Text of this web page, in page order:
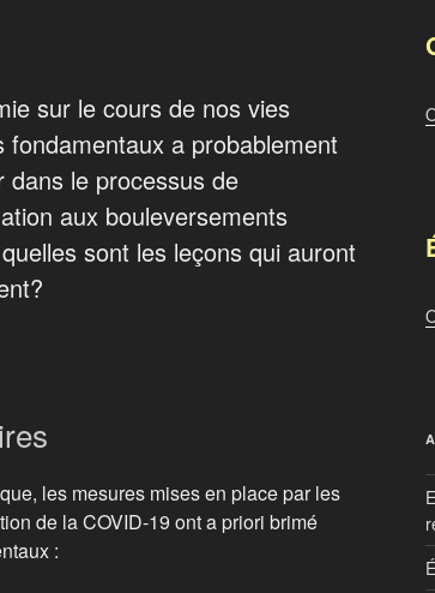
sur le cours de nos vies
a probablement
le processus de
aux bouleversements
sont les leçons qui auront
les mesures mises en place par les
de la COVID-19 ont a priori brimé
: